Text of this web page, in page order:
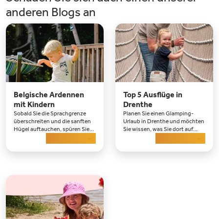
anderen Blogs an
Belgische Ardennen
mit Kindern
Sobald Sie die Sprachgrenze
überschreiten und die sanften
Hügel auftauchen, spüren Sie
Seit Jahren sind die belgischen
Ardennen mit Kindern ein
Entspannung miteinan
Top 5 Ausflüge in
Drenthe
Planen Sie einen Glamping-
Urlaub in Drenthe und möchten
Sie wissen, was Sie dort auf
Dann sind Sie hier an der
richtigen Adresse. Drenthe